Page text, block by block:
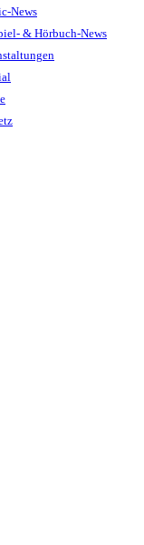
News
& Hörbuch-News